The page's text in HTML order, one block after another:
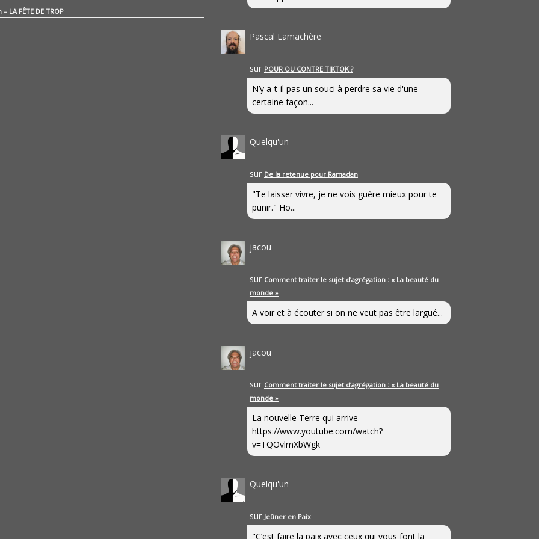
LA FÊTE DE TROP
Pascal Lamachère
sur POUR OU CONTRE TIKTOK ?
N’y a-t-il pas un souci à perdre sa vie d'une
certaine façon...
Quelqu'un
sur De la retenue pour Ramadan
"Te laisser vivre, je ne vois guère mieux pour te
punir." Ho...
jacou
sur Comment traiter le sujet d’agrégation : « La beauté du
monde »
A voir et à écouter si on ne veut pas être largué...
jacou
sur Comment traiter le sujet d’agrégation : « La beauté du
monde »
La nouvelle Terre qui arrive
https://www.youtube.com/watch?
v=TQOvlmXbWgk
Quelqu'un
sur Jeûner en Paix
"C’est faire la paix avec ceux qui vous font la